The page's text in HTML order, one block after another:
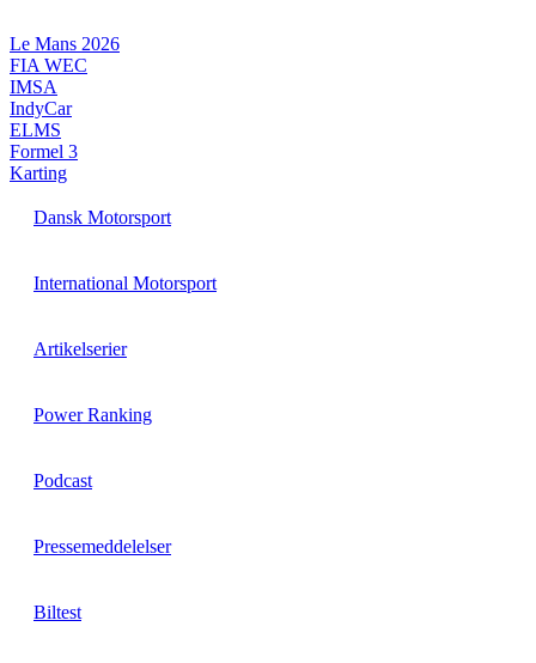
til
indhold
Le Mans 2026
FIA WEC
IMSA
IndyCar
ELMS
Formel 3
Karting
Dansk Motorsport
International Motorsport
Artikelserier
Power Ranking
Podcast
Pressemeddelelser
Biltest